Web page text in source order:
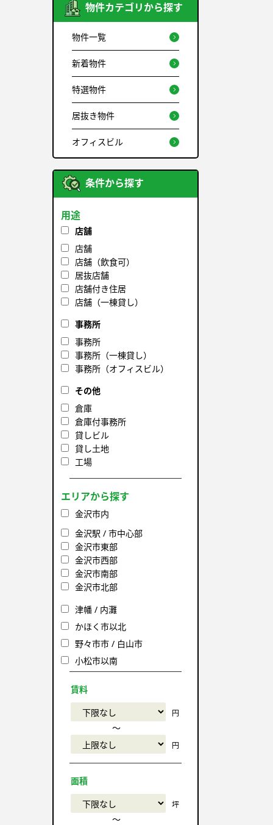
物件カテゴリから探す
物件一覧
新着物件
特選物件
居抜き物件
オフィスビル
条件から探す
用途
店舗
店舗
店舗（飲食可）
居抜店舗
店舗付き住居
店舗（一棟貸し）
事務所
事務所
事務所（一棟貸し）
事務所（オフィスビル）
その他
倉庫
倉庫付事務所
貸しビル
貸し土地
工場
エリアから探す
金沢市内
金沢駅 / 市中心部
金沢市東部
金沢市西部
金沢市南部
金沢市北部
津幡 / 内灘
かほく市以北
野々市市 / 白山市
小松市以南
賃料
円
〜
円
面積
坪
〜